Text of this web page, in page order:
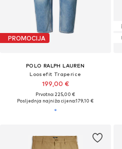
PROMOCIJA
POLO RALPH LAUREN
Loosefit Traperice
199,00 €
Prvotno: 225,00 €
Posljednja najniža cijena:179,10 €